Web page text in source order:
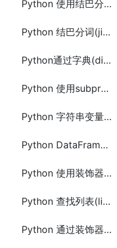
Python 使用结巴分词(jieba)调用命令行分词及示例代码
Python 结巴分词(jieba)Tokenize和ChineseAnalyzer的使用及示例代码
Python通过字典(dict)中value获取前n个最大的元素方法及示例代码
Python 使用subprocess调用系统命令方法及示例代码
Python 字符串变量中去除换行(\n,\r)和空格等特殊字符的方法
Python DataFrame 根据列(column)值选择查找行(row)的方法及示例代码
Python 使用装饰器实现类中同名方法通过参数调用
Python 查找列表(list)中最小或最大的唯一对象元素的方法及示例代码
Python 通过装饰器控制函数定义(类似宏定义)